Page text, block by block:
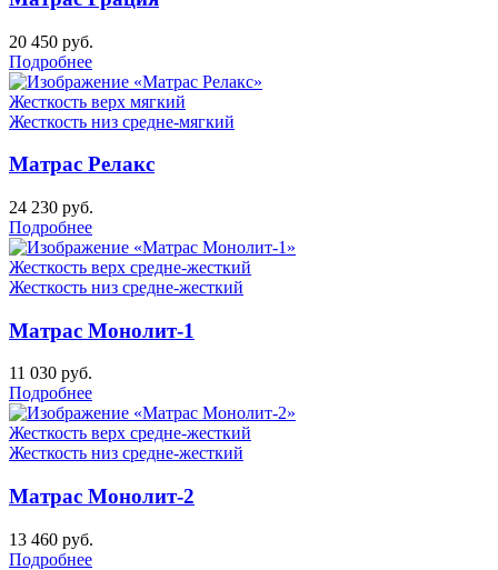
20 450 руб.
Подробнее
Жесткость верх мягкий
Жесткость низ средне-мягкий
Матрас Релакс
24 230 руб.
Подробнее
Жесткость верх средне-жесткий
Жесткость низ средне-жесткий
Матрас Монолит-1
11 030 руб.
Подробнее
Жесткость верх средне-жесткий
Жесткость низ средне-жесткий
Матрас Монолит-2
13 460 руб.
Подробнее